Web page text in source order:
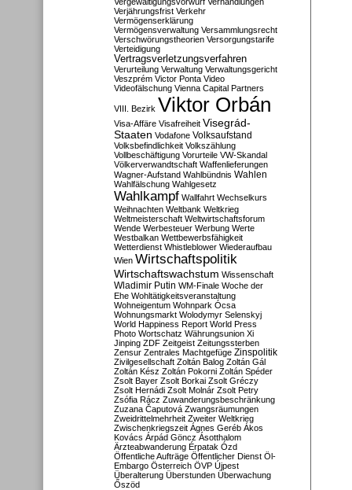
Verjährungsfrist Verkehr
Vermögenserklärung
Vermögensverwaltung Versammlungsrecht
Verschwörungstheorien Versorgungstarife
Verteidigung
Vertragsverletzungsverfahren
Verurteilung Verwaltung Verwaltungsgericht
Veszprém Victor Ponta Video
Videofälschung Vienna Capital Partners
VIII. Bezirk Viktor Orbán
Visa-Affäre Visafreiheit Visegrád-
Staaten Vodafone Volksaufstand
Volksbefindlichkeit Volkszählung
Vollbeschäftigung Vorurteile VW-Skandal
Völkerverwandtschaft Waffenlieferungen
Wagner-Aufstand Wahlbündnis Wahlen
Wahlfälschung Wahlgesetz
Wahlkampf Wallfahrt Wechselkurs
Weihnachten Weltbank Weltkrieg
Weltmeisterschaft Weltwirtschaftsforum
Wende Werbesteuer Werbung Werte
Westbalkan Wettbewerbsfähigkeit
Wetterdienst Whistleblower Wiederaufbau
Wien Wirtschaftspolitik
Wirtschaftswachstum Wissenschaft
Wladimir Putin WM-Finale Woche der
Ehe Wohltätigkeitsveranstaltung
Wohneigentum Wohnpark Ócsa
Wohnungsmarkt Wolodymyr Selenskyj
World Happiness Report World Press
Photo Wortschatz Währungsunion Xi
Jinping ZDF Zeitgeist Zeitungssterben
Zensur Zentrales Machtgefüge Zinspolitik
Zivilgesellschaft Zoltán Balog Zoltán Gál
Zoltán Kész Zoltán Pokorni Zoltán Spéder
Zsolt Bayer Zsolt Borkai Zsolt Gréczy
Zsolt Hernádi Zsolt Molnár Zsolt Petry
Zsófia Rácz Zuwanderungsbeschränkung
Zuzana Čaputová Zwangsräumungen
Zweidrittelmehrheit Zweiter Weltkrieg
Zwischenkriegszeit Ágnes Geréb Ákos
Kovács Árpád Göncz Ásotthalom
Ärzteabwanderung Érpatak Ózd
Öffentliche Aufträge Öffentlicher Dienst Öl-
Embargo Österreich ÖVP Újpest
Überalterung Überstunden Überwachung
Őszöd